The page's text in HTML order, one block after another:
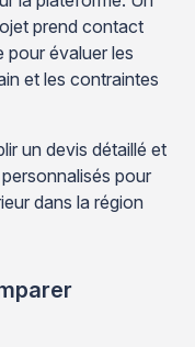
prend contact
pour évaluer les
et les contraintes
un devis détaillé et
pour
dans la région